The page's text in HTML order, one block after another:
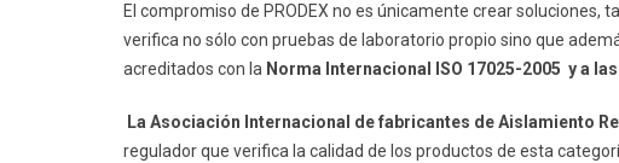
El compromiso de PRODEX no es únicamente crear
verifica no sólo con pruebas de laboratorio propio sino que
acreditados con la Norma Internacional ISO 17025-2005 y a
La Asociación Internacional de fabricantes de Aislamiento
regulador que verifica la calidad de los productos de esta